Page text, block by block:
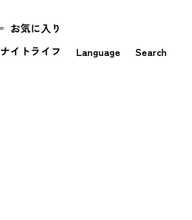
お気に入り
ナイトライフ Search
Language